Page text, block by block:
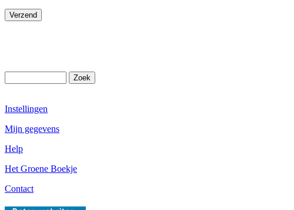
Instellingen
Mijn gegevens
Help
Het Groene Boekje
Contact